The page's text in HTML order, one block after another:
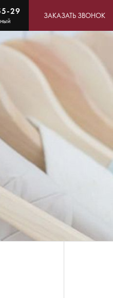
29 ЗАКАЗАТЬ ЗВОНОК